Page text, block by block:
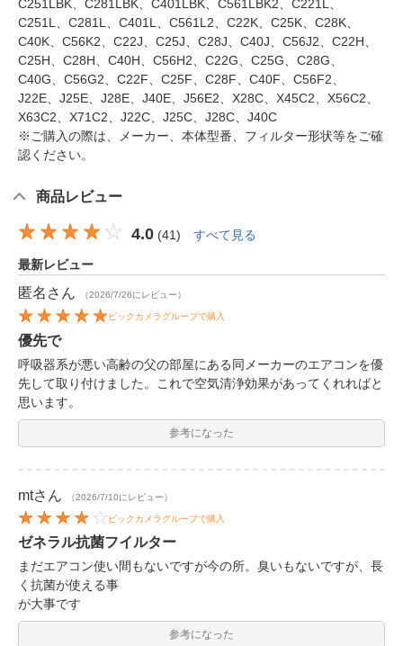
C251LBK、C281LBK、C401LBK、C561LBK2、C221L、
C251L、C281L、C401L、C561L2、C22K、C25K、C28K、
C40K、C56K2、C22J、C25J、C28J、C40J、C56J2、C22H、
C25H、C28H、C40H、C56H2、C22G、C25G、C28G、
C40G、C56G2、C22F、C25F、C28F、C40F、C56F2、
J22E、J25E、J28E、J40E、J56E2、X28C、X45C2、X56C2、
X63C2、X71C2、J22C、J25C、J28C、J40C
※ご購入の際は、メーカー、本体型番、フィルター形状等をご確
認ください。
商品レビュー
4.0 (41) すべて見る
最新レビュー
匿名 さん （2026/7/26にレビュー）
ビックカメラグループで購入
優先で
呼吸器系が悪い高齢の父の部屋にある同メーカーのエアコンを優
先して取り付けました。これで空気清浄効果があってくれればと
思います。
参考になった
mtさん （2026/7/10にレビュー）
ビックカメラグループで購入
ゼネラル抗菌フイルター
まだエアコン使い間もないですが今の所。臭いもないですが、長
く抗菌が使える事
が大事です
参考になった